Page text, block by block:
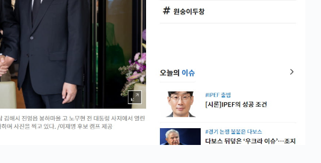
⇒ 耐久性「なさすぎ」では。
』ズブズブ沈む。営業利益80.2％も減少
個人をターゲットにぶん殴る法案」提出！⇒ クーパン問題は合衆国企業に対
金容範、株価暴落に他人事のような発言。
ックス』2026年2Qの業績「史上最高益」当期純利益は前年同期比13.4倍に。
「またも暗礁」の危機 ⇒ 10.7兆では損が出るからできない。